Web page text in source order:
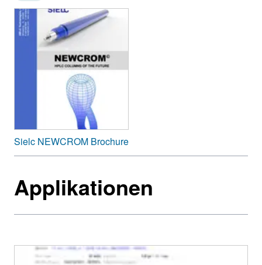
Sielc NEWCROM Brochure
Applikationen